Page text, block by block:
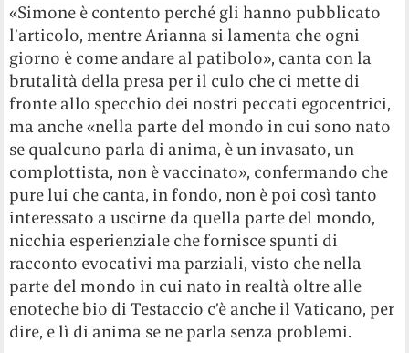
«Simone è contento perché gli hanno pubblicato
l’articolo, mentre Arianna si lamenta che ogni
giorno è come andare al patibolo», canta con la
brutalità della presa per il culo che ci mette di
fronte allo specchio dei nostri peccati egocentrici,
ma anche «nella parte del mondo in cui sono nato
se qualcuno parla di anima, è un invasato, un
complottista, non è vaccinato», confermando che
pure lui che canta, in fondo, non è poi così tanto
interessato a uscirne da quella parte del mondo,
nicchia esperienziale che fornisce spunti di
racconto evocativi ma parziali, visto che nella
parte del mondo in cui nato in realtà oltre alle
enoteche bio di Testaccio c’è anche il Vaticano, per
dire, e lì di anima se ne parla senza problemi.